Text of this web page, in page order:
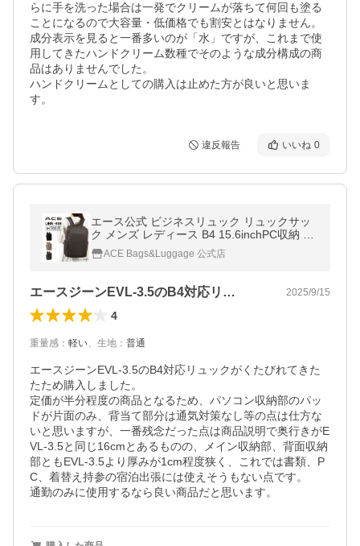
らに手を洗った場合は一発でクリームが落ちて何回も塗る
ことになるので大容量・低価格でも割安とはなりません。
成分表示を見ると一番多いのが「水」ですが、これまで使
用してきたハンドクリーム数種でそのような成分構成の商
品はありませんでした。
ハンドクリームとしての購入は止めた方が良いと思いま
す。
違反報告 いいね 0
エース公式 ビジネスリュック リュックサッ
ク メンズ レディース B4 15.6inchPC収納 通
勤 22L ACE UBN-418 19071
ACE Bags&Luggage 公式店
エースジーンEVL-3.5のB4対応リ… 2025/9/15
4
重量感 ： 軽い、 生地 ： 普通
エースジーンEVL-3.5のB4対応リュックがくたびれてきた
たため購入しました。
定価が半分程度の商品となるため、パソコン収納部のパッ
ドが片面のみ、背当て部分は通気対策なし等の点は仕方な
いと思いますが、一番残念だった点は商品説明で奥行きがE
VL-3.5と同じ16cmとあるものの、メイン収納部、背面収納
部ともEVL-3.5より厚みが1cm程度狭く、これでは書類、P
C、着替え持参の宿泊出張には使えそうもない点です。
通勤のみに使用するなら良い商品だと思います。